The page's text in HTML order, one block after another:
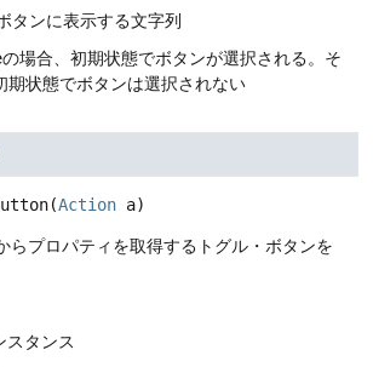
タンに表示する文字列
場合、初期状態でボタンが選択される。そ
期状態でボタンは選択されない
(Action a)
プロパティを取得するトグル・ボタンを
スタンス